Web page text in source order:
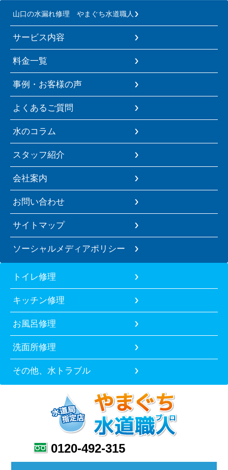
山口の水漏れ修理 やまぐち水道職人
サービス内容
料金一覧
事例・お客様の声
よくあるご質問
水のコラム
スタッフ紹介
会社案内
お問い合わせ
サイトマップ
ソーシャルメディアポリシー
トイレ修理
キッチン修理
お風呂修理
洗面所修理
その他、水トラブル
0120-492-315